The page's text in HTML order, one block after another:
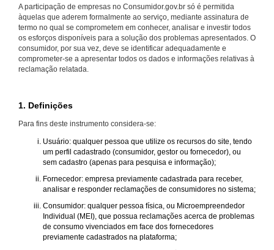
A participação de empresas no Consumidor.gov.br só é permitida
àquelas que aderem formalmente ao serviço, mediante assinatura de
termo no qual se comprometem em conhecer, analisar e investir todos
os esforços disponíveis para a solução dos problemas apresentados. O
consumidor, por sua vez, deve se identificar adequadamente e
comprometer-se a apresentar todos os dados e informações relativas à
reclamação relatada.
1. Definições
Para fins deste instrumento considera-se:
Usuário: qualquer pessoa que utilize os recursos do site, tendo
um perfil cadastrado (consumidor, gestor ou fornecedor), ou
sem cadastro (apenas para pesquisa e informação);
Fornecedor: empresa previamente cadastrada para receber,
analisar e responder reclamações de consumidores no sistema;
Consumidor: qualquer pessoa física, ou Microempreendedor
Individual (MEI), que possua reclamações acerca de problemas
de consumo vivenciados em face dos fornecedores
previamente cadastrados na plataforma;